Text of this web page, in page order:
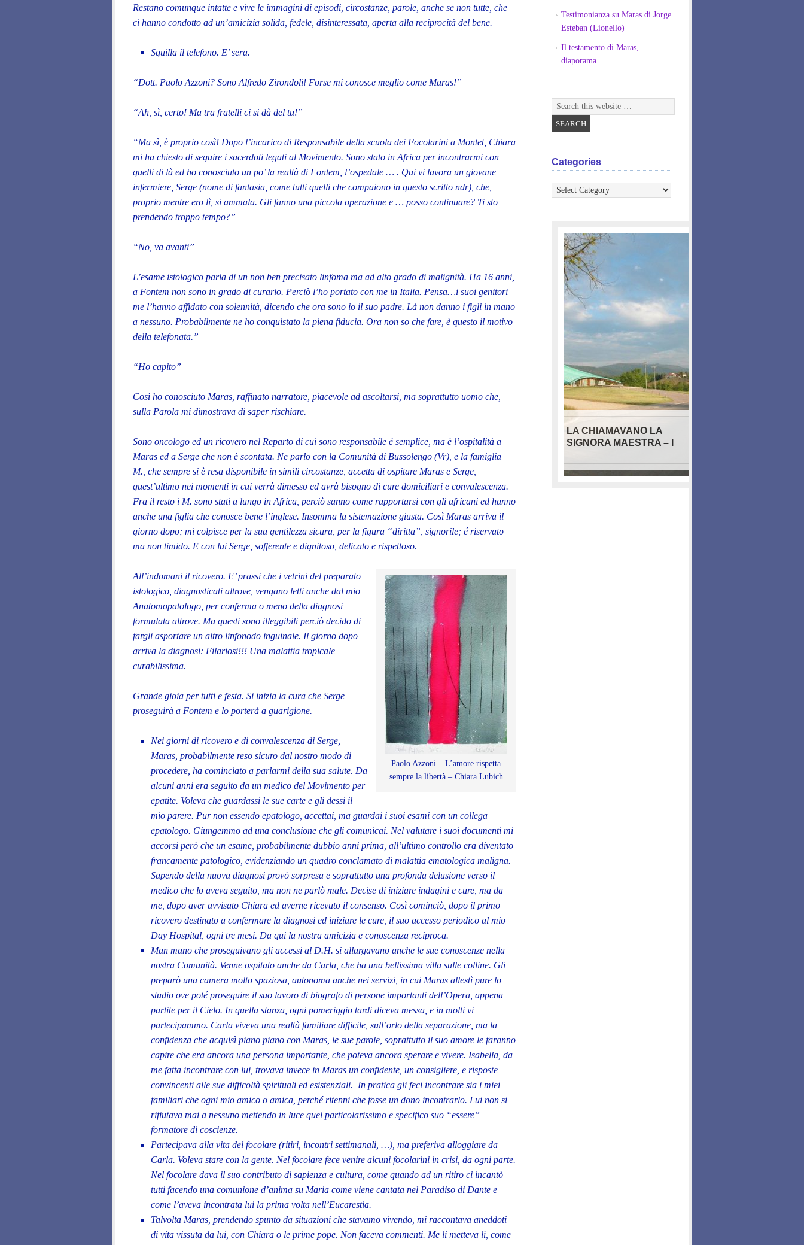
Restano comunque intatte e vive le immagini di episodi, circostanze, parole, anche se non tutte, che
ci hanno condotto ad un’amicizia solida, fedele, disinteressata, aperta alla reciprocità del bene.
Squilla il telefono. E’ sera.
“Dott. Paolo Azzoni? Sono Alfredo Zirondoli! Forse mi conosce meglio come Maras!”
“Ah, sì, certo! Ma tra fratelli ci si dà del tu!”
“Ma sì, è proprio così! Dopo l’incarico di Responsabile della scuola dei Focolarini a Montet, Chiara
mi ha chiesto di seguire i sacerdoti legati al Movimento. Sono stato in Africa per incontrarmi con
quelli di là ed ho conosciuto un po’ la realtà di Fontem, l’ospedale … . Qui vi lavora un giovane
infermiere, Serge (nome di fantasia, come tutti quelli che compaiono in questo scritto ndr), che,
proprio mentre ero lì, si ammala. Gli fanno una piccola operazione e … posso continuare? Ti sto
prendendo troppo tempo?”
“No, va avanti”
L’esame istologico parla di un non ben precisato linfoma ma ad alto grado di malignità. Ha 16 anni,
a Fontem non sono in grado di curarlo. Perciò l’ho portato con me in Italia. Pensa…i suoi genitori
me l’hanno affidato con solennità, dicendo che ora sono io il suo padre. Là non danno i figli in mano
a nessuno. Probabilmente ne ho conquistato la piena fiducia. Ora non so che fare, è questo il motivo
della telefonata.”
“Ho capito”
Così ho conosciuto Maras, raffinato narratore, piacevole ad ascoltarsi, ma soprattutto uomo che,
sulla Parola mi dimostrava di saper rischiare.
Sono oncologo ed un ricovero nel Reparto di cui sono responsabile é semplice, ma è l’ospitalità a
Maras ed a Serge che non è scontata. Ne parlo con la Comunità di Bussolengo (Vr), e la famiglia
M., che sempre si è resa disponibile in simili circostanze, accetta di ospitare Maras e Serge,
quest’ultimo nei momenti in cui verrà dimesso ed avrà bisogno di cure domiciliari e convalescenza.
Fra il resto i M. sono stati a lungo in Africa, perciò sanno come rapportarsi con gli africani ed hanno
anche una figlia che conosce bene l’inglese. Insomma la sistemazione giusta. Così Maras arriva il
giorno dopo; mi colpisce per la sua gentilezza sicura, per la figura “diritta”, signorile; é riservato
ma non timido. E con lui Serge, sofferente e dignitoso, delicato e rispettoso.
Paolo Azzoni – L’amore rispetta
sempre la libertà – Chiara Lubich
All’indomani il ricovero. E’ prassi che i vetrini del preparato
istologico, diagnosticati altrove, vengano letti anche dal mio
Anatomopatologo, per conferma o meno della diagnosi
formulata altrove. Ma questi sono illeggibili perciò decido di
fargli asportare un altro linfonodo inguinale. Il giorno dopo
arriva la diagnosi: Filariosi!!! Una malattia tropicale
curabilissima.
Grande gioia per tutti e festa. Si inizia la cura che Serge
proseguirà a Fontem e lo porterà a guarigione.
Nei giorni di ricovero e di convalescenza di Serge,
Maras, probabilmente reso sicuro dal nostro modo di
procedere, ha cominciato a parlarmi della sua salute. Da
alcuni anni era seguito da un medico del Movimento per
epatite. Voleva che guardassi le sue carte e gli dessi il
mio parere. Pur non essendo epatologo, accettai, ma guardai i suoi esami con un collega
epatologo. Giungemmo ad una conclusione che gli comunicai. Nel valutare i suoi documenti mi
accorsi però che un esame, probabilmente dubbio anni prima, all’ultimo controllo era diventato
francamente patologico, evidenziando un quadro conclamato di malattia ematologica maligna.
Sapendo della nuova diagnosi provò sorpresa e soprattutto una profonda delusione verso il
medico che lo aveva seguito, ma non ne parlò male. Decise di iniziare indagini e cure, ma da
me, dopo aver avvisato Chiara ed averne ricevuto il consenso. Così cominciò, dopo il primo
ricovero destinato a confermare la diagnosi ed iniziare le cure, il suo accesso periodico al mio
Day Hospital, ogni tre mesi. Da qui la nostra amicizia e conoscenza reciproca.
Man mano che proseguivano gli accessi al D.H. si allargavano anche le sue conoscenze nella
nostra Comunità. Venne ospitato anche da Carla, che ha una bellissima villa sulle colline. Gli
preparò una camera molto spaziosa, autonoma anche nei servizi, in cui Maras allestì pure lo
studio ove poté proseguire il suo lavoro di biografo di persone importanti dell’Opera, appena
partite per il Cielo. In quella stanza, ogni pomeriggio tardi diceva messa, e in molti vi
partecipammo. Carla viveva una realtà familiare difficile, sull’orlo della separazione, ma la
confidenza che acquisì piano piano con Maras, le sue parole, soprattutto il suo amore le faranno
capire che era ancora una persona importante, che poteva ancora sperare e vivere. Isabella, da
me fatta incontrare con lui, trovava invece in Maras un confidente, un consigliere, e risposte
convincenti alle sue difficoltà spirituali ed esistenziali. In pratica gli feci incontrare sia i miei
familiari che ogni mio amico o amica, perché ritenni che fosse un dono incontrarlo. Lui non si
rifiutava mai a nessuno mettendo in luce quel particolarissimo e specifico suo “essere”
formatore di coscienze.
Partecipava alla vita del focolare (ritiri, incontri settimanali, …), ma preferiva alloggiare da
Carla. Voleva stare con la gente. Nel focolare fece venire alcuni focolarini in crisi, da ogni parte.
Nel focolare dava il suo contributo di sapienza e cultura, come quando ad un ritiro ci incantò
tutti facendo una comunione d’anima su Maria come viene cantata nel Paradiso di Dante e
come l’aveva incontrata lui la prima volta nell’Eucarestia.
Talvolta Maras, prendendo spunto da situazioni che stavamo vivendo, mi raccontava aneddoti
di vita vissuta da lui, con Chiara o le prime pope. Non faceva commenti. Me li metteva lì, come
Testimonianza su Maras di Jorge
Esteban (Lionello)
Il testamento di Maras,
diaporama
Categories
Categories
LA CHIAMAVANO LA
SIGNORA MAESTRA – I